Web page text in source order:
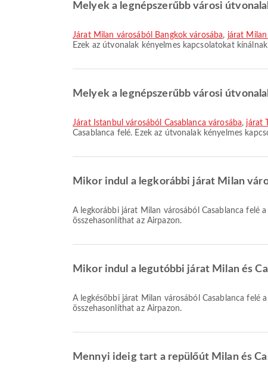
Melyek a legnépszerűbb városi
járat Milan városából Bangkok városába, járat
Ezek az útvonalak kényelmes kapcsolatokat
Melyek a legnépszerűbb városi
járat Istanbul városából Casablanca városába, járat
Casablanca felé. Ezek az útvonalak kényelmes
Mikor indul a legkorábbi járat Milan
A legkorábbi járat Milan városából Casablanca felé a Royal Air Maroc légitársasággal 08:20 időpontban indul. Ezt a menetrendet megtekintheti, és más elérhető járatokat is
összehasonlíthat az Airpazon.
Mikor indul a legutóbbi járat Milan és
A legkésőbbi járat Milan városából Casablanca felé a Royal Air Maroc légitársasággal 19:55 időpontban indul. Ezt a menetrendet megtekintheti, és más elérhető járatokat is
összehasonlíthat az Airpazon.
Mennyi ideig tart a repülőút Milan és